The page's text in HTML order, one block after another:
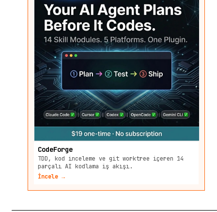
CodeForge
TDD, kod inceleme ve git worktree içeren 14
parçalı AI kodlama iş akışı.
İncele →